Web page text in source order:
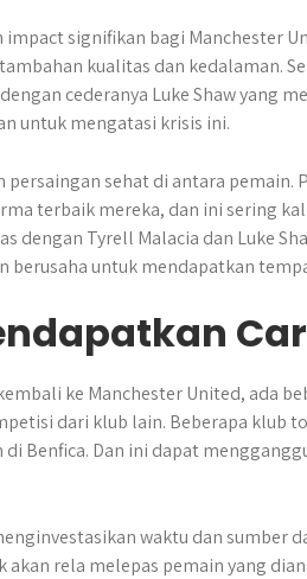
signifikan bagi Manchester
kualitas dan kedalaman.
cederanya Luke Shaw yang
untuk mengatasi krisis ini.
sehat di antara pemain.
terbaik mereka, dan ini sering
dengan Tyrell Malacia dan Luke
berusaha untuk mendapatkan
ke Manchester United, ada
dari klub lain. Beberapa klub
Benfica. Dan ini dapat
waktu dan sumber
akan rela melepas pemain yang